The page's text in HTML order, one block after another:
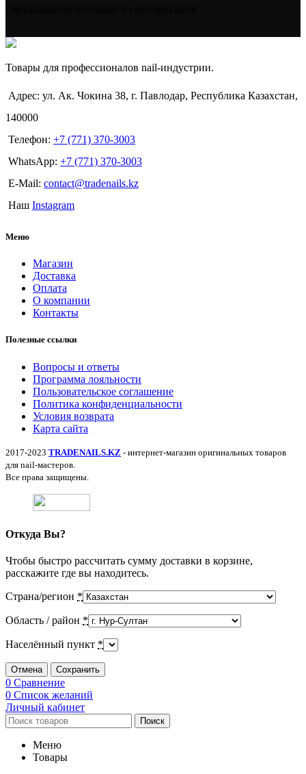
Товары для профессионалов nail-индустрии.
Адрес: ул. Ак. Чокина 38, г. Павлодар, Республика Казахстан,
140000
Телефон: +7 (771) 370-3003
WhatsApp: +7 (771) 370-3003
E-Mail: contact@tradenails.kz
Наш Instagram
Меню
Магазин
Доставка
Оплата
О компании
Контакты
Полезные ссылки
Вопросы и ответы
Программа лояльности
Пользовательское соглашение
Политика конфиденциальности
Условия возврата
Карта сайта
2017-2023 TRADENAILS.KZ - интернет-магазин оригинальных товаров
для nail-мастеров.
Все права защищены.
Откуда Вы?
Чтобы быстро рассчитать сумму доставки в корзине,
расскажите где вы находитесь.
Страна/регион *
Область / район *
Населённый пункт *
Отмена Сохранить
0 Сравнение
0 Список желаний
Личный кабинет
Поиск
Меню
Товары